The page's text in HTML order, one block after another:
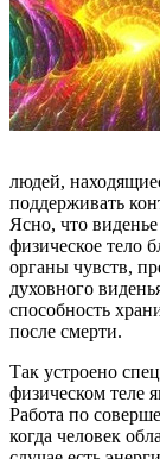
людей,
поддерживать
Ясно, что
физическое тело
органы чувств,
духовного
способность
после смерти.
Так устроено
физическом теле
Работа по
когда человек